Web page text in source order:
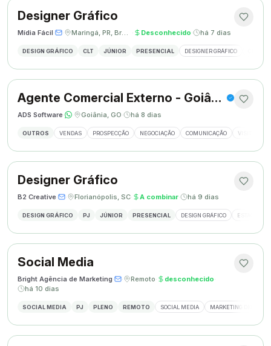
Designer Gráfico
Mídia Fácil· · Maringá, PR, Brasil · Desconhecido· há 7 dias
DESIGN GRÁFICO CLT JÚNIOR PRESENCIAL DESIGNER GRÁFICO
Agente Comercial Externo - Goiânia
ADS Software· · Goiânia, GO· há 8 dias
OUTROS VENDAS PROSPECÇÃO NEGOCIAÇÃO COMUNICAÇÃO VISITAS
Designer Gráfico
B2 Creative· · Florianópolis, SC· A combinar· há 9 dias
DESIGN GRÁFICO PJ JÚNIOR PRESENCIAL DESIGN GRÁFICO ESTÁGIO
Social Media
Bright Agência de Marketing· · Remoto· desconhecido·
há 10 dias
SOCIAL MEDIA PJ PLENO REMOTO SOCIAL MEDIA MARKETING DIGITAL